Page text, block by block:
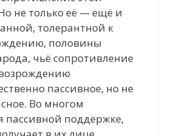
не только её — ещё и
толерантной к
половины
чьё сопротивление
пассивное, но не
Во многом
пассивной поддержке,